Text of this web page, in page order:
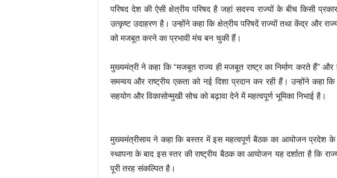
परिषद देश की ऐसी क्षेत्रीय परिषद है जहां सदस्य राज्यों के बीच किसी
उत्कृष्ट उदाहरण है। उन्होंने कहा कि क्षेत्रीय परिषदें राज्यों तथा केंद्र और
को मजबूत करने का प्रभावी मंच बन चुकी हैं।
मुख्यमंत्री ने कहा कि “मजबूत राज्य ही मजबूत राष्ट्र का निर्माण करते हैं” और
समन्वय और राष्ट्रीय एकता को नई दिशा प्रदान कर रही हैं। उन्होंने कहा
सहयोग और विकासोन्मुखी सोच को बढ़ावा देने में महत्वपूर्ण भूमिका निभाई
मुख्यमंत्रीसाय ने कहा कि बस्तर में इस महत्वपूर्ण बैठक का आयोजन प्रदेश के
स्थापना के बाद इस स्तर की राष्ट्रीय बैठक का आयोजन यह दर्शाता है कि
पूरी तरह संकल्पित है।